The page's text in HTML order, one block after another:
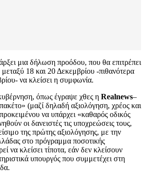
μια δήλωση προόδου, που θα επιτρέπει
18 και 20 Δεκεμβρίου -πιθανότερα
να κλείσει η συμφωνία.
όπως έγραψε χθες η Realnews–
(μαζί δηλαδή αξιολόγηση, χρέος και
να υπάρχει «καθαρός οδικός
οι δανειστές τις υποχρεώσεις τους,
της πρώτης αξιολόγησης, με την
στο πρόγραμμα ποσοτικής
να κλείσει τίποτα, εάν δεν κλείσουν
υπουργός που συμμετέχει στη